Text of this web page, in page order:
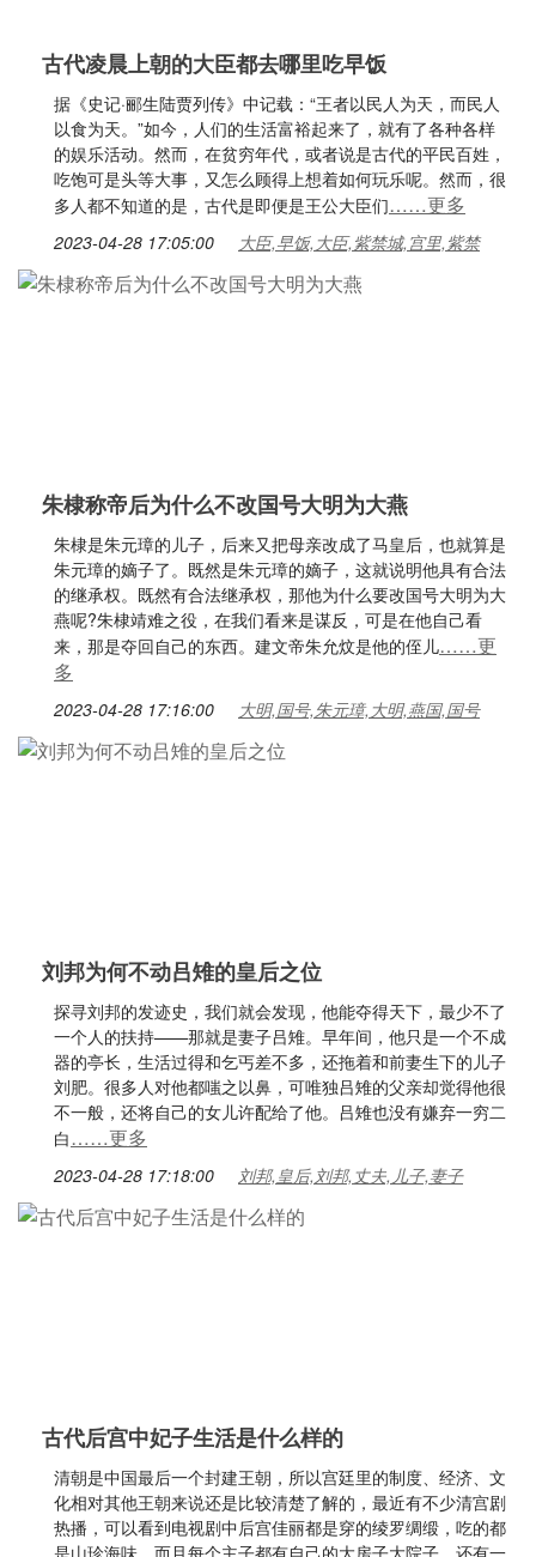
古代凌晨上朝的大臣都去哪里吃早饭
据《史记·郦生陆贾列传》中记载：“王者以民人为天，而民人
以食为天。”如今，人们的生活富裕起来了，就有了各种各样
的娱乐活动。然而，在贫穷年代，或者说是古代的平民百姓，
吃饱可是头等大事，又怎么顾得上想着如何玩乐呢。然而，很
多人都不知道的是，古代是即便是王公大臣们……更多
2023-04-28 17:05:00 大臣,早饭,大臣,紫禁城,宫里,紫禁
朱棣称帝后为什么不改国号大明为大燕
朱棣是朱元璋的儿子，后来又把母亲改成了马皇后，也就算是
朱元璋的嫡子了。既然是朱元璋的嫡子，这就说明他具有合法
的继承权。既然有合法继承权，那他为什么要改国号大明为大
燕呢?朱棣靖难之役，在我们看来是谋反，可是在他自己看
来，那是夺回自己的东西。建文帝朱允炆是他的侄儿……更
多
2023-04-28 17:16:00 大明,国号,朱元璋,大明,燕国,国号
刘邦为何不动吕雉的皇后之位
探寻刘邦的发迹史，我们就会发现，他能夺得天下，最少不了
一个人的扶持——那就是妻子吕雉。早年间，他只是一个不成
器的亭长，生活过得和乞丐差不多，还拖着和前妻生下的儿子
刘肥。很多人对他都嗤之以鼻，可唯独吕雉的父亲却觉得他很
不一般，还将自己的女儿许配给了他。吕雉也没有嫌弃一穷二
白……更多
2023-04-28 17:18:00 刘邦,皇后,刘邦,丈夫,儿子,妻子
古代后宫中妃子生活是什么样的
清朝是中国最后一个封建王朝，所以宫廷里的制度、经济、文
化相对其他王朝来说还是比较清楚了解的，最近有不少清宫剧
热播，可以看到电视剧中后宫佳丽都是穿的绫罗绸缎，吃的都
是山珍海味，而且每个主子都有自己的大房子大院子，还有一